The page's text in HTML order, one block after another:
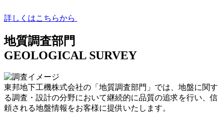
詳しくはこちらから
地質調査部門
GEOLOGICAL SURVEY
東邦地下工機株式会社の「地質調査部門」では、地盤に関す
る調査・設計の分野において継続的に品質の追求を行い、信
頼される地盤情報をお客様に提供いたします。